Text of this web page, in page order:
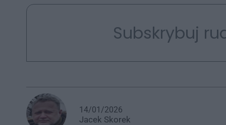
Subskrybuj
14/01/2026
Jacek Skorek